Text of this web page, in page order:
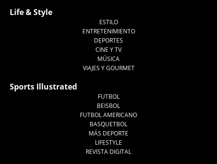
Life & Style
ESTILO
ENTRETENIMIENTO
DEPORTES
CINE Y TV
MÚSICA
VIAJES Y GOURMET
Sports Illustrated
FUTBOL
BEISBOL
FUTBOL AMERICANO
BASQUETBOL
MÁS DEPORTE
LIFESTYLE
REVISTA DIGITAL